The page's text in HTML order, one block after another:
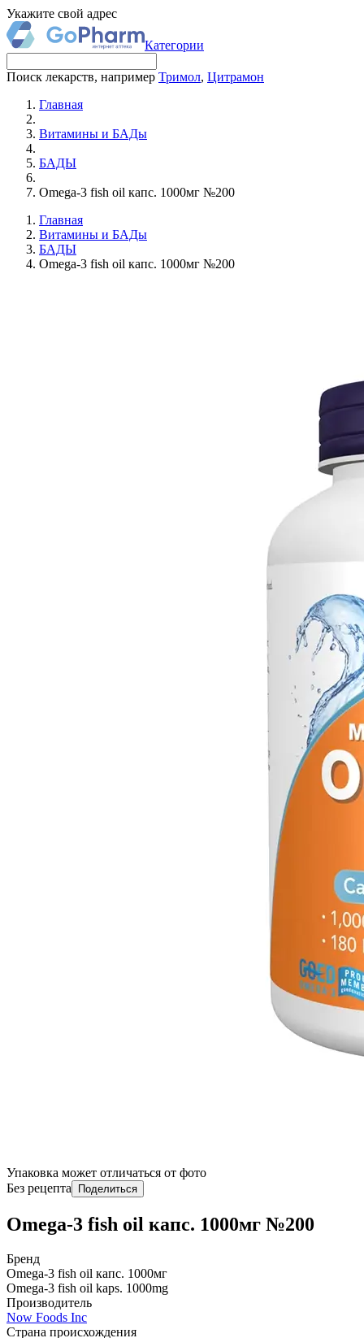
Укажите свой адрес
Категории
Поиск лекарств, например Тримол, Цитрамон
Главная
Витамины и БАДы
БАДЫ
Omega-3 fish oil капс. 1000мг №200
Главная
Витамины и БАДы
БАДЫ
Omega-3 fish oil капс. 1000мг №200
Упаковка может отличаться от фото
Без рецепта
Поделиться
Omega-3 fish oil капс. 1000мг №200
Бренд
Omega-3 fish oil капс. 1000мг
Omega-3 fish oil kaps. 1000mg
Производитель
Now Foods Inc
Страна происхождения